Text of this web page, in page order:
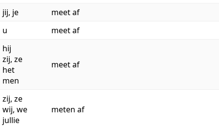
jij, je
meet af
u
meet af
hij
zij, ze
het
men
meet af
zij, ze
wij, we
jullie
meten af